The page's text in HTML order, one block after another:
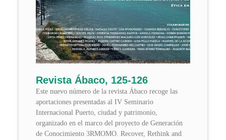
Revista Ábaco, 125-126
Este nuevo número de la revista Ábaco recoge las
aportaciones presentadas al IV Seminario
Internacional Puerto, ciudad y patrimonio,
organizado en el marco del proyecto de Generación
de Conocimiento 3RMOMO. Recover, Rethink and